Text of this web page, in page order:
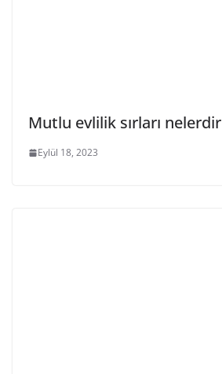
Mutlu evlilik sırları nelerdir
Eylül 18, 2023